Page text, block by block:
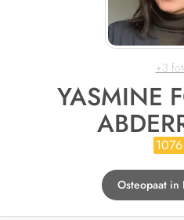
+3
YASMINE
1076
Osteopaat in